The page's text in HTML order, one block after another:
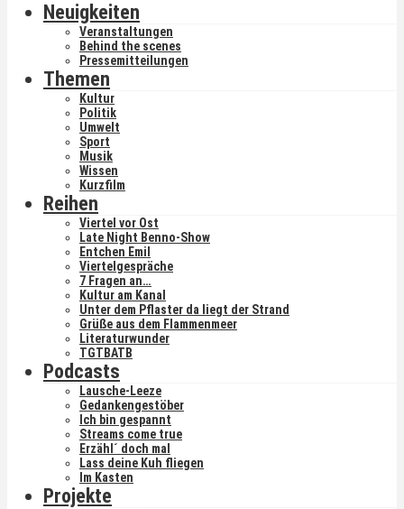
Neuigkeiten
Veranstaltungen
Behind the scenes
Pressemitteilungen
Themen
Kultur
Politik
Umwelt
Sport
Musik
Wissen
Kurzfilm
Reihen
Viertel vor Ost
Late Night Benno-Show
Entchen Emil
Viertelgespräche
7 Fragen an…
Kultur am Kanal
Unter dem Pflaster da liegt der Strand
Grüße aus dem Flammenmeer
Literaturwunder
TGTBATB
Podcasts
Lausche-Leeze
Gedankengestöber
Ich bin gespannt
Streams come true
Erzähl´ doch mal
Lass deine Kuh fliegen
Im Kasten
Projekte